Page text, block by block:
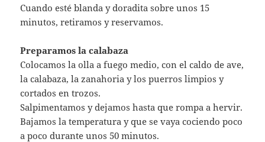
Cuando esté blanda y doradita sobre unos 15
minutos, retiramos y reservamos.
Preparamos la calabaza
Colocamos la olla a fuego medio, con el caldo de ave,
la calabaza, la zanahoria y los puerros limpios y
cortados en trozos.
Salpimentamos y dejamos hasta que rompa a hervir.
Bajamos la temperatura y que se vaya cociendo poco
a poco durante unos 50 minutos.